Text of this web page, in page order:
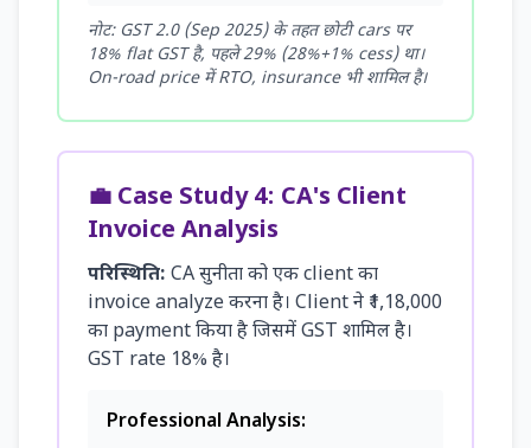
नोट: GST 2.0 (Sep 2025) के तहत छोटी cars पर
18% flat GST है, पहले 29% (28%+1% cess) था।
On-road price में RTO, insurance भी शामिल है।
💼 Case Study 4: CA's Client
Invoice Analysis
परिस्थिति: CA सुनीता को एक client का
invoice analyze करना है। Client ने ₹1,18,000
का payment किया है जिसमें GST शामिल है।
GST rate 18% है।
Professional Analysis: